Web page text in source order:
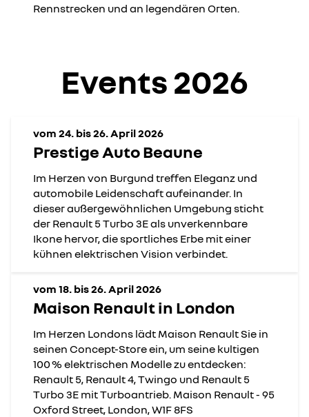
Rennstrecken und an legendären Orten.
Events 2026
vom 24. bis 26. April 2026
Prestige Auto Beaune
Im Herzen von Burgund treffen Eleganz und
automobile Leidenschaft aufeinander. In
dieser außergewöhnlichen Umgebung sticht
der Renault 5 Turbo 3E als unverkennbare
Ikone hervor, die sportliches Erbe mit einer
kühnen elektrischen Vision verbindet.
vom 18. bis 26. April 2026
Maison Renault in London
Im Herzen Londons lädt Maison Renault Sie in
seinen Concept-Store ein, um seine kultigen
100 % elektrischen Modelle zu entdecken:
Renault 5, Renault 4, Twingo und Renault 5
Turbo 3E mit Turboantrieb. Maison Renault - 95
Oxford Street, London, W1F 8FS